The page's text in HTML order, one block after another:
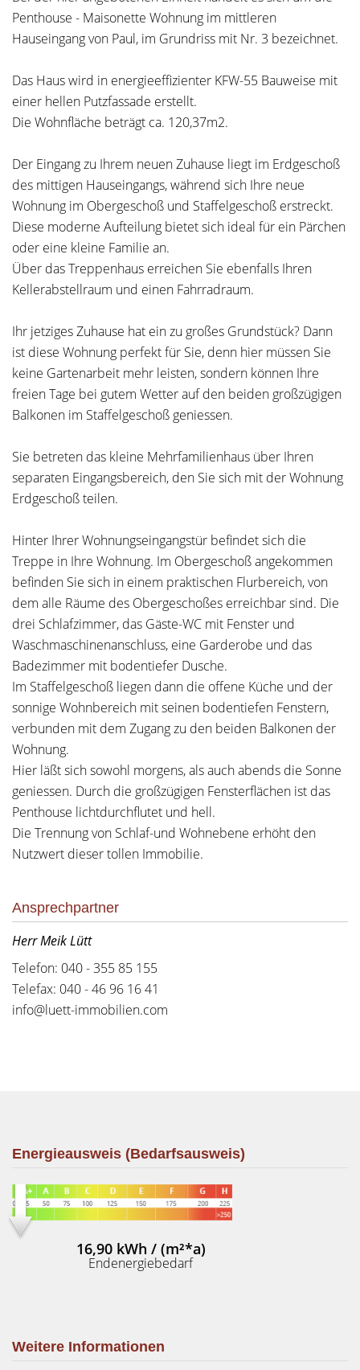
Penthouse - Maisonette Wohnung im mittleren
Hauseingang von Paul, im Grundriss mit Nr. 3 bezeichnet.
Das Haus wird in energieeffizienter KFW-55 Bauweise mit
einer hellen Putzfassade erstellt.
Die Wohnfläche beträgt ca. 120,37m2.
Der Eingang zu Ihrem neuen Zuhause liegt im Erdgeschoß
des mittigen Hauseingangs, während sich Ihre neue
Wohnung im Obergeschoß und Staffelgeschoß erstreckt.
Diese moderne Aufteilung bietet sich ideal für ein Pärchen
oder eine kleine Familie an.
Über das Treppenhaus erreichen Sie ebenfalls Ihren
Kellerabstellraum und einen Fahrradraum.
Ihr jetziges Zuhause hat ein zu großes Grundstück? Dann
ist diese Wohnung perfekt für Sie, denn hier müssen Sie
keine Gartenarbeit mehr leisten, sondern können Ihre
freien Tage bei gutem Wetter auf den beiden großzügigen
Balkonen im Staffelgeschoß geniessen.
Sie betreten das kleine Mehrfamilienhaus über Ihren
separaten Eingangsbereich, den Sie sich mit der Wohnung
Erdgeschoß teilen.
Hinter Ihrer Wohnungseingangstür befindet sich die
Treppe in Ihre Wohnung. Im Obergeschoß angekommen
befinden Sie sich in einem praktischen Flurbereich, von
dem alle Räume des Obergeschoßes erreichbar sind. Die
drei Schlafzimmer, das Gäste-WC mit Fenster und
Waschmaschinenanschluss, eine Garderobe und das
Badezimmer mit bodentiefer Dusche.
Im Staffelgeschoß liegen dann die offene Küche und der
sonnige Wohnbereich mit seinen bodentiefen Fenstern,
verbunden mit dem Zugang zu den beiden Balkonen der
Wohnung.
Hier läßt sich sowohl morgens, als auch abends die Sonne
geniessen. Durch die großzügigen Fensterflächen ist das
Penthouse lichtdurchflutet und hell.
Die Trennung von Schlaf-und Wohnebene erhöht den
Nutzwert dieser tollen Immobilie.
Ansprechpartner
Herr Meik Lütt
Telefon: 040 - 355 85 155
Telefax: 040 - 46 96 16 41
info@luett-immobilien.com
Energieausweis (Bedarfsausweis)
16,90 kWh / (m²*a)
Endenergiebedarf
Weitere Informationen